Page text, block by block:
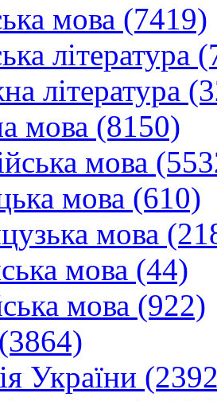
мова (7419)
література
література
мова (8150)
мова
мова (610)
мова
мова (44)
мова (922)
України